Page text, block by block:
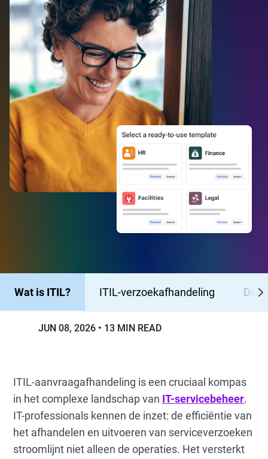
Wat is ITIL? ITIL-verzoekafhandeling
JUN 08, 2026 13 MIN READ
ITIL-aanvraagafhandeling is een cruciaal kompas
in het complexe landschap van IT-servicebeheer.
IT-professionals kennen de inzet: de efficiëntie van
het afhandelen en uitvoeren van serviceverzoeken
stroomlijnt niet alleen de operaties. Het versterkt